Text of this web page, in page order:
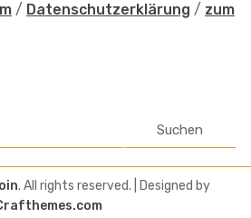
/ Datenschutzerklärung / zum
Suchen
. All rights reserved. | Designed by